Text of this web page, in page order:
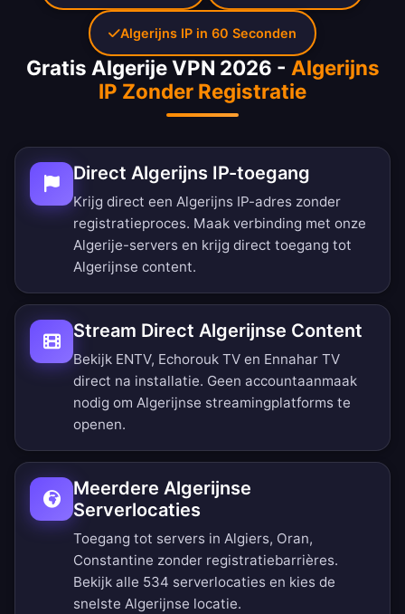
Gratis Algerije VPN 2026 - Algerijns
IP Zonder Registratie
Direct Algerijns IP-toegang
Krijg direct een Algerijns IP-adres zonder
registratieproces. Maak verbinding met onze
Algerije-servers en krijg direct toegang tot
Algerijnse content.
Stream Direct Algerijnse Content
Bekijk ENTV, Echorouk TV en Ennahar TV
direct na installatie. Geen accountaanmaak
nodig om Algerijnse streamingplatforms te
openen.
Meerdere Algerijnse
Serverlocaties
Toegang tot servers in Algiers, Oran,
Constantine zonder registratiebarrières.
Bekijk alle 534 serverlocaties en kies de
snelste Algerijnse locatie.
Algerijns IP in 60 Seconden